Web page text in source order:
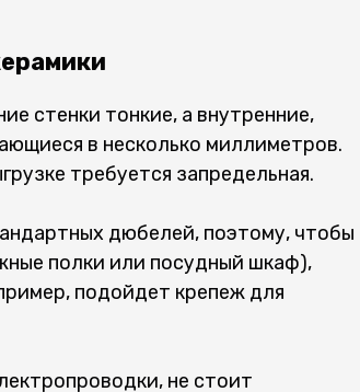
стенки тонкие, а внутренние,
в несколько миллиметров.
требуется запредельная.
дюбелей, поэтому, чтобы
полки или посудный шкаф),
подойдет крепеж для
не стоит